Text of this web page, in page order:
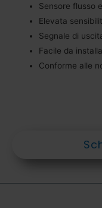
Sensore flusso
Elevata
Segnale di
Facile da
Conforme alle